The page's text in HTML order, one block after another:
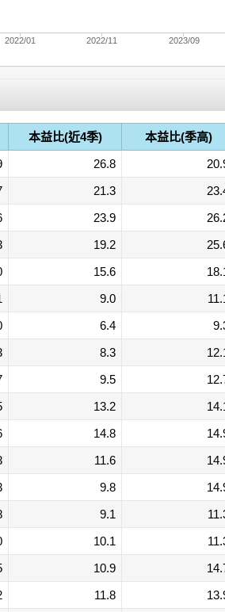
2022/01 2022/11 2023/09
本益比(近4季) 本益比(季高)
26.8
21.3
23.9
19.2
15.6
9.0
6.4
8.3
9.5
13.2
14.8
11.6
9.8
9.1
10.1
10.9
11.8